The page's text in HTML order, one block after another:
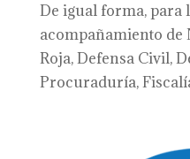
De igual forma, para
acompañamiento de
Roja, Defensa Civil,
Procuraduría,